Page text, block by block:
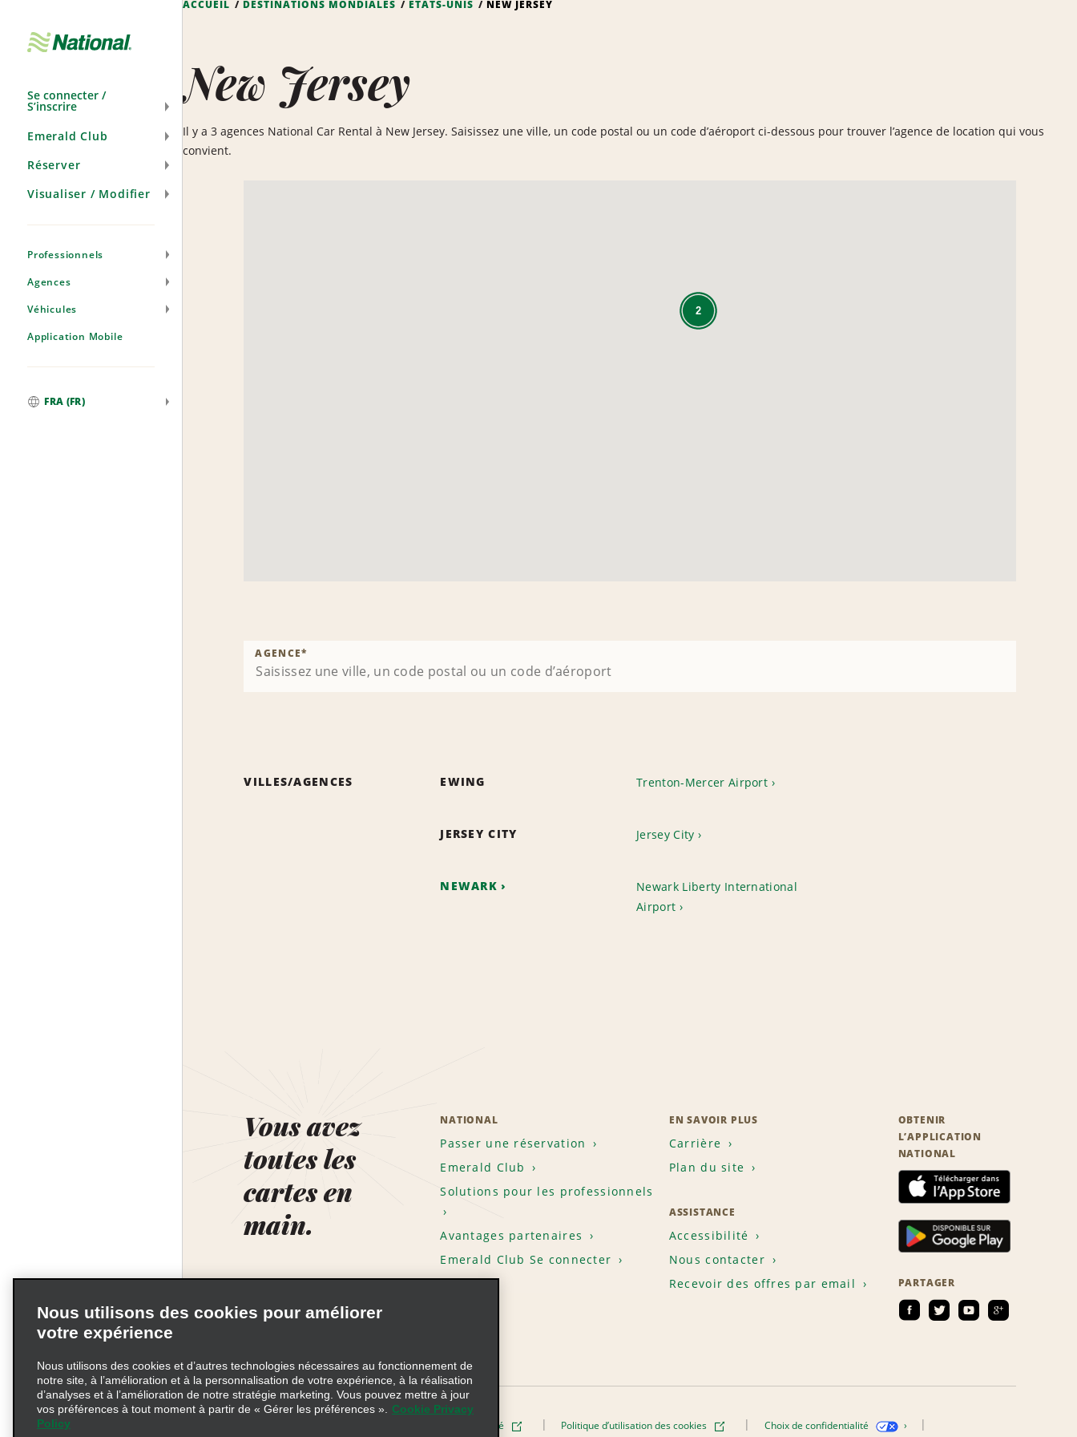
navigation
Se connecter /
S’inscrire
Emerald Club
Réserver
Visualiser / Modifier
Professionnels
Agences
Véhicules
Application Mobile
FRA (FR)
ACCUEIL DESTINATIONS MONDIALES ÉTATS-UNIS NEW JERSEY
New Jersey
Il y a 3 agences National Car Rental à New Jersey. Saisissez une ville, un code postal ou un code d’aéroport ci-dessous pour trouver l’agence de location qui vous
convient.
2
AGENCE*
VILLES/AGENCES EWING Trenton-Mercer Airport
JERSEY CITY Jersey City
NEWARK
Newark Liberty International
Airport
Vous avez
toutes les
cartes en
main.
NATIONAL
Passer une réservation
Emerald Club
Solutions pour les professionnels
Avantages partenaires
Emerald Club Se connecter
EN SAVOIR PLUS
Carrière
Plan du site
ASSISTANCE
Accessibilité
Nous contacter
Recevoir des offres par email
OBTENIR
L’APPLICATION
NATIONAL
PARTAGER
Politique de confidentialité Politique d’utilisation des cookies Choix de confidentialité
Nous utilisons des cookies pour améliorer
votre expérience
Nous utilisons des cookies et d’autres technologies nécessaires au fonctionnement de
notre site, à l’amélioration et à la personnalisation de votre expérience, à la réalisation
d’analyses et à l’amélioration de notre stratégie marketing. Vous pouvez mettre à jour
vos préférences à tout moment à partir de « Gérer les préférences ».
Cookie Privacy
Policy